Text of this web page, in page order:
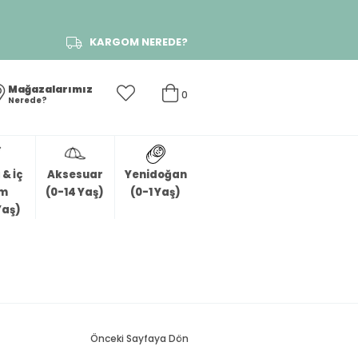
KARGOM NEREDE?
0
Mağazalarımız
Nerede?
İç
Aksesuar
(0-14 Yaş)
Yenidoğan
(0-1 Yaş)
Önceki Sayfaya Dön